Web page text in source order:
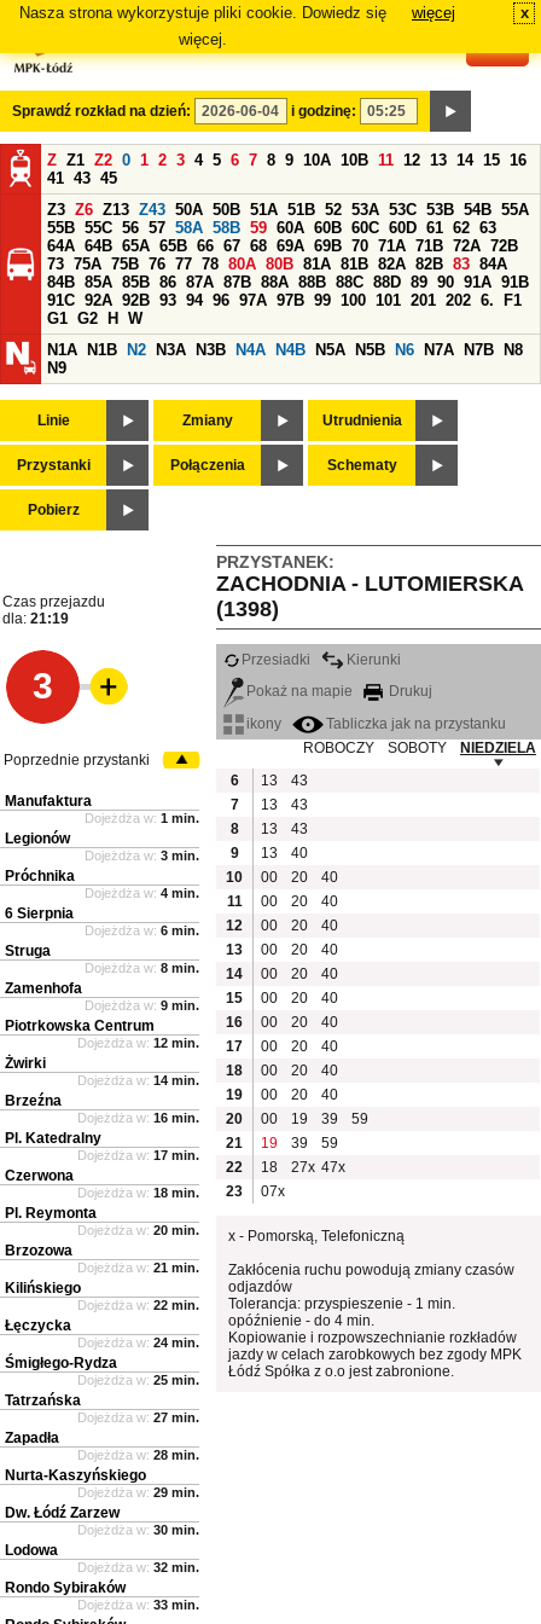
Nasza strona wykorzystuje pliki cookie. Dowiedz się
więcej.
więcej x
Sprawdź rozkład na dzień: i godzinę:
Z Z1 Z2 0 1 2 3 4 5 6 7 8 9 10A 10B 11 12 13 14 15 16
41 43 45
Z3 Z6 Z13 Z43 50A 50B 51A 51B 52 53A 53C 53B 54B 55A
55B 55C 56 57 58A 58B 59 60A 60B 60C 60D 61 62 63
64A 64B 65A 65B 66 67 68 69A 69B 70 71A 71B 72A 72B
73 75A 75B 76 77 78 80A 80B 81A 81B 82A 82B 83 84A
84B 85A 85B 86 87A 87B 88A 88B 88C 88D 89 90 91A 91B
91C 92A 92B 93 94 96 97A 97B 99 100 101 201 202 6.
F1
G1 G2 H
W
N1A
N1B N2 N3A N3B N4A N4B N5A N5B N6 N7A N7B
N8
N9
Linie Zmiany Utrudnienia
Przystanki Połączenia Schematy
Pobierz
PRZYSTANEK:
ZACHODNIA - LUTOMIERSKA
(1398)
Czas przejazdu
dla: 21:19
3
Przesiadki
Kierunki
Pokaż na mapie
Drukuj
ikony
Tabliczka jak na przystanku
ROBOCZY
SOBOTY
NIEDZIELA
6
13
43
7
13
43
8
13
43
9
13
40
10
00 20
40
11
00 20
40
12
00 20
40
13
00 20
40
14
00 20
40
15
00 20
40
16
00 20
40
17
00 20
40
18
00 20
40
19
00 20
40
20
00 19 39
59
21
19 39
59
22
18 27x 47x
23
07x
x - Pomorską, Telefoniczną
Zakłócenia ruchu powodują zmiany czasów
odjazdów
Tolerancja: przyspieszenie - 1 min.
opóźnienie - do 4 min.
Kopiowanie i rozpowszechnianie rozkładów
jazdy w celach zarobkowych bez zgody MPK
Łódź Spółka z o.o jest zabronione.
Poprzednie przystanki
Manufaktura
Dojeżdża w: 1 min.
Legionów
Dojeżdża w: 3 min.
Próchnika
Dojeżdża w: 4 min.
6 Sierpnia
Dojeżdża w: 6 min.
Struga
Dojeżdża w: 8 min.
Zamenhofa
Dojeżdża w: 9 min.
Piotrkowska Centrum
Dojeżdża w: 12 min.
Żwirki
Dojeżdża w: 14 min.
Brzeźna
Dojeżdża w: 16 min.
Pl. Katedralny
Dojeżdża w: 17 min.
Czerwona
Dojeżdża w: 18 min.
Pl. Reymonta
Dojeżdża w: 20 min.
Brzozowa
Dojeżdża w: 21 min.
Kilińskiego
Dojeżdża w: 22 min.
Łęczycka
Dojeżdża w: 24 min.
Śmigłego-Rydza
Dojeżdża w: 25 min.
Tatrzańska
Dojeżdża w: 27 min.
Zapadła
Dojeżdża w: 28 min.
Nurta-Kaszyńskiego
Dojeżdża w: 29 min.
Dw. Łódź Zarzew
Dojeżdża w: 30 min.
Lodowa
Dojeżdża w: 32 min.
Rondo Sybiraków
Dojeżdża w: 33 min.